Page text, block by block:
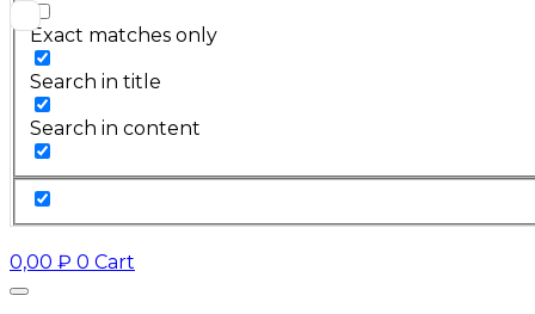
Exact matches only
Search in title
Search in content
0,00 ₽ 0 Cart